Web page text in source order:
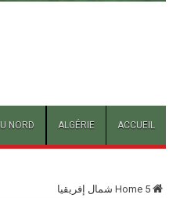
ACCUEIL
ALGÉRIE
NORD
Home5 شمال إفريقيا